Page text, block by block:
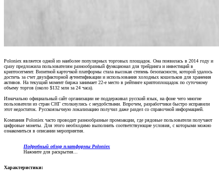
Poloniex является одной из наиболее популярных торговых площадок. Она появилась в 2014 году и
сразу предложила пользователям разнообразный функционал для трейдинга и инвестиций в
криптосегмент. Визитной карточкой платформы стала высокая степень безопасности, которой удалось
достичь за счет двухфакторной аутентификации и использования холодных кошельков для хранения
активов. На текущий момент биржа занимает 22-е место в рейтинге криптоплощадок по суточному
объему торгов (около $132 млн за 24 часа).
Изначально официальный сайт организации не поддерживал русский язык, на фоне чего многие
пользователи из стран СНГ столкнулись с неудобствами. Впрочем, разработчики быстро исправили
этот недостаток. Русскоязычную локализацию получил даже раздел со справочной информацией.
Компания Poloniex часто проводит разнообразные промоакции, где рядовые пользователи получают
цифровые монеты. Для этого необходимо выполнить соответствующие условия, с которыми можно
ознакомиться в описании мероприятия.
Подробный обзор платформы Poloniex
Нажмите для раскрытия...
Характеристики: